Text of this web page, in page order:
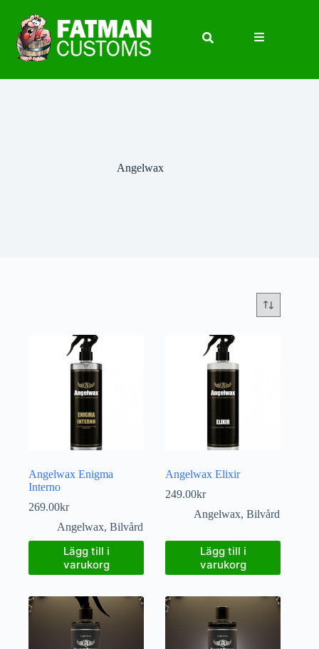
Angelwax
Angelwax Enigma
Interno
269.00kr
Angelwax, Bilvård
Lägg till i
varukorg
Angelwax Elixir
249.00kr
Angelwax,Bilvård
Lägg till i
varukorg